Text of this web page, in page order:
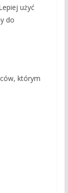
użyć
do
którym